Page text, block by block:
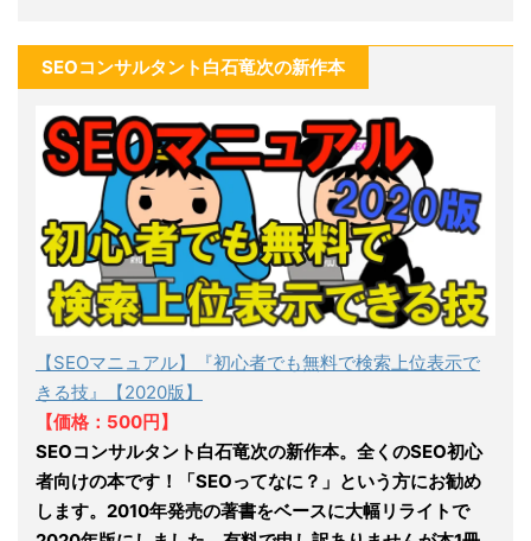
SEOコンサルタント白石竜次の新作本
【SEOマニュアル】『初心者でも無料で検索上位表示で
きる技』【2020版】
【価格：500円】
SEOコンサルタント白石竜次の新作本。全くのSEO初心
者向けの本です！「SEOってなに？」という方にお勧め
します。2010年発売の著書をベースに大幅リライトで